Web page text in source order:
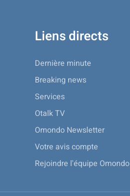
Liens directs
Dernière minute
Breaking news
Services
Otalk TV
Omondo Newsletter
Votre avis compte
Rejoindre l'équipe Omondo